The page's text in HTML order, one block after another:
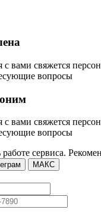
вами свяжется
вопросы
вами свяжется
вопросы
сервиса.
МАКС